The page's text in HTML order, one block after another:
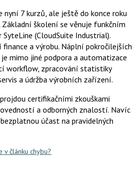
nyní 7 kurzů, ale ještě do konce roku
školení se věnuje funkčním
(CloudSuite Industrial).
a výrobu. Náplní pokročilejších
mimo jiné podpora a automatizace
workflow, zpracování statistiky
a údržba výrobních zařízení.
certifikačními zkouškami
a odborných znalostí. Navíc
účast na pravidelných
v článku chybu?